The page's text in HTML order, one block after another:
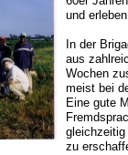
und
In der
aus
Wochen
meist bei
Eine gute
zu